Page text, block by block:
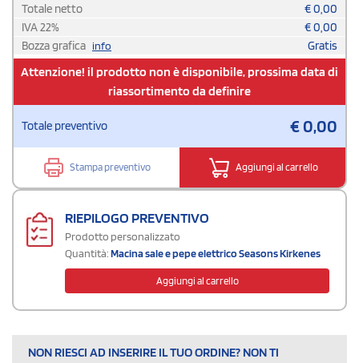
Totale netto
€0,00
IVA22% €0,00
Bozza grafica info Gratis
Attenzione! il prodotto non è disponibile, prossima data di
riassortimento da definire
Totale preventivo €0,00
Stampa preventivo Aggiungi al carrello
RIEPILOGO PREVENTIVO
Prodotto personalizzato
Quantità:Macina sale e pepe elettrico Seasons Kirkenes
Aggiungi al carrello
NON RIESCI AD INSERIRE IL TUO ORDINE? NON TI